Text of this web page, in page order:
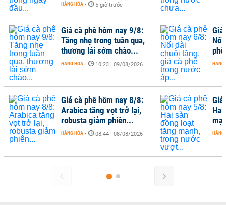
HÀNG HÓA - 5 giờ trước
Giá cà phê hôm nay 9/8:
Tăng nhẹ trong tuần qua,
thương lái sớm chào...
HÀNG HÓA - 10:23 | 09/08/2026
Giá cà phê hôm nay 8/8:
Arabica tăng vọt trở lại,
robusta giảm phiên...
HÀNG HÓA - 08:44 | 08/08/2026
HÀNG
HÀNG